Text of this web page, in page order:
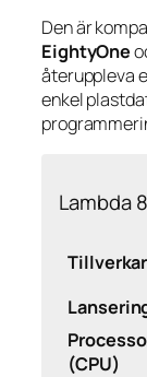
Den är
EightyOne
återuppleva
enkel
Lambda
(CPU)